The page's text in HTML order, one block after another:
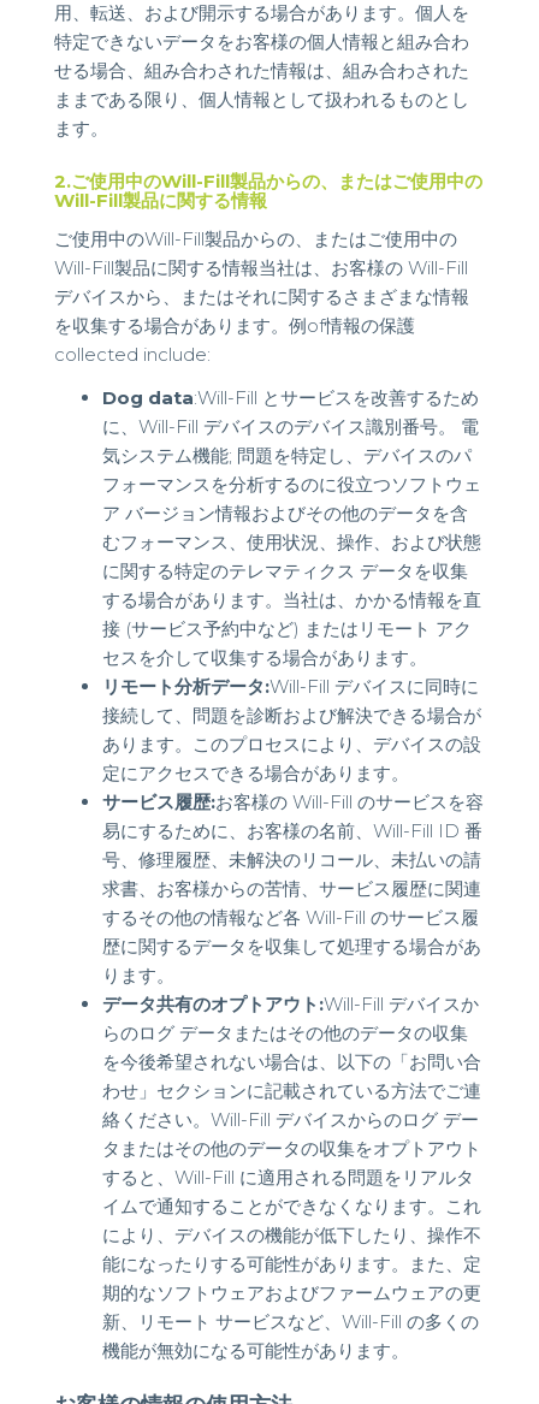
用、転送、および開示する場合があります。個人を
特定できないデータをお客様の個人情報と組み合わ
せる場合、組み合わされた情報は、組み合わされた
ままである限り、個人情報として扱われるものとし
ます。
2.ご使用中のWill-Fill製品からの、またはご使用中の
Will-Fill製品に関する情報
ご使用中のWill-Fill製品からの、またはご使用中の
Will-Fill製品に関する情報当社は、お客様の Will-Fill
デバイスから、またはそれに関するさまざまな情報
を収集する場合があります。例of情報の保護
collected include:
Dog data:Will-Fill とサービスを改善するため
に、Will-Fill デバイスのデバイス識別番号。 電
気システム機能; 問題を特定し、デバイスのパ
フォーマンスを分析するのに役立つソフトウェ
ア バージョン情報およびその他のデータを含
むフォーマンス、使用状況、操作、および状態
に関する特定のテレマティクス データを収集
する場合があります。当社は、かかる情報を直
接 (サービス予約中など) またはリモート アク
セスを介して収集する場合があります。
リモート分析データ:Will-Fill デバイスに同時に
接続して、問題を診断および解決できる場合が
あります。このプロセスにより、デバイスの設
定にアクセスできる場合があります。
サービス履歴:お客様の Will-Fill のサービスを容
易にするために、お客様の名前、Will-Fill ID 番
号、修理履歴、未解決のリコール、未払いの請
求書、お客様からの苦情、サービス履歴に関連
するその他の情報など各 Will-Fill のサービス履
歴に関するデータを収集して処理する場合があ
ります。
データ共有のオプトアウト:Will-Fill デバイスか
らのログ データまたはその他のデータの収集
を今後希望されない場合は、以下の「お問い合
わせ」セクションに記載されている方法でご連
絡ください。Will-Fill デバイスからのログ デー
タまたはその他のデータの収集をオプトアウト
すると、Will-Fill に適用される問題をリアルタ
イムで通知することができなくなります。これ
により、デバイスの機能が低下したり、操作不
能になったりする可能性があります。また、定
期的なソフトウェアおよびファームウェアの更
新、リモート サービスなど、Will-Fill の多くの
機能が無効になる可能性があります。